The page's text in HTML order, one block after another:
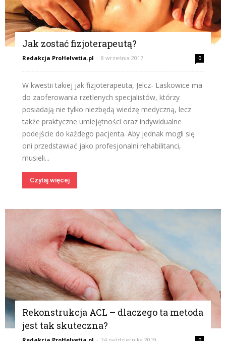
Jak zostać fizjoterapeutą?
Redakcja ProHelvetia.pl - 8 września 2017 0
W kwestii takiej jak fizjoterapeuta, Jelcz- Laskowice ma
do zaoferowania rzetlenych specjalistów, którzy
posiadają nie tylko niezbędą wiedzę medyczną, lecz
także praktyczne umiejętności oraz indywidualne
podejście do każdego pacjenta. Aby jednak mogli się
oni przedstawiać jako profesjonalni rehabilitanci,
musieli...
Czytaj więcej
Rekonstrukcja ACL – dlaczego ta metoda
jest tak skuteczna?